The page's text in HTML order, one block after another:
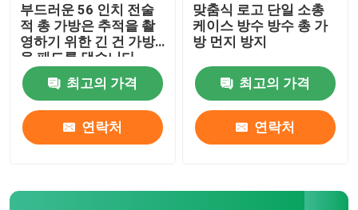
부드러운 56 인치 전술
적 총 가방은 추적을 촬
영하기 위한 긴 건 가방
을 패드를 댔습니다
최고의 가격
연락처
맞춤식 로고 단일 소총
케이스 방수 방수 총 가
방 먼지 방지
최고의 가격
연락처